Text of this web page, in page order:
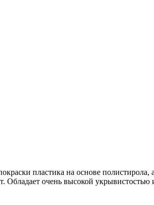
пластика на основе
очень высокой укрывистостью